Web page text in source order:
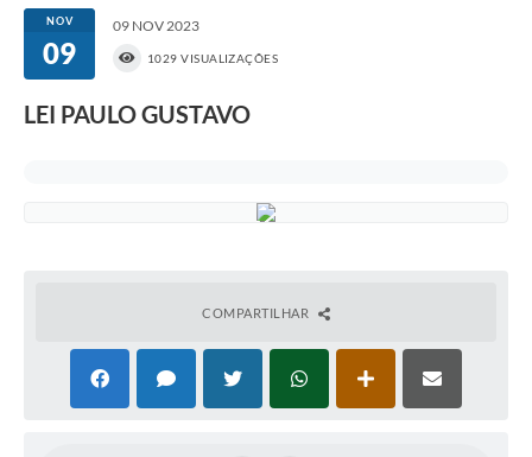
NOV
09
09 NOV 2023
1029 VISUALIZAÇÕES
LEI PAULO GUSTAVO
COMPARTILHAR